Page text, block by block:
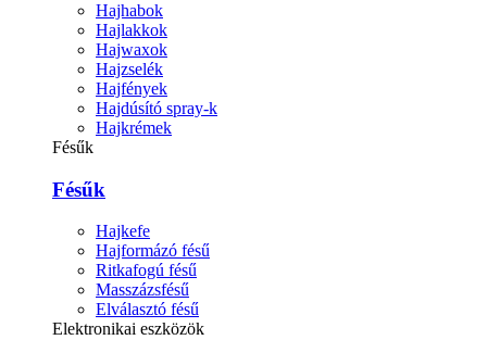
Hajhabok
Hajlakkok
Hajwaxok
Hajzselék
Hajfények
Hajdúsító spray-k
Hajkrémek
Fésűk
Fésűk
Hajkefe
Hajformázó fésű
Ritkafogú fésű
Masszázsfésű
Elválasztó fésű
Elektronikai eszközök